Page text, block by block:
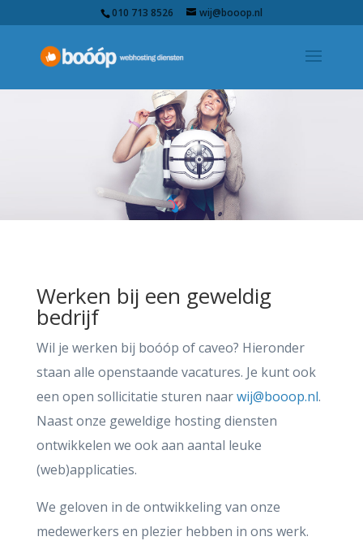
010 713 8526 wij@booop.nl
Werken bij een geweldig
bedrijf
Wil je werken bij boóóp of caveo? Hieronder
staan alle openstaande vacatures. Je kunt ook
een open sollicitatie sturen naarwij@booop.nl.
Naast onze geweldige hosting diensten
ontwikkelen we ook aan aantal leuke
(web)applicaties.
We geloven in de ontwikkeling van onze
medewerkers en plezier hebben in ons werk.